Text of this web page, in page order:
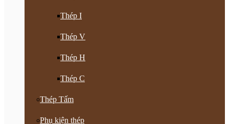
Thép I
Thép V
Thép H
Thép C
Thép Tấm
Phụ kiện thép